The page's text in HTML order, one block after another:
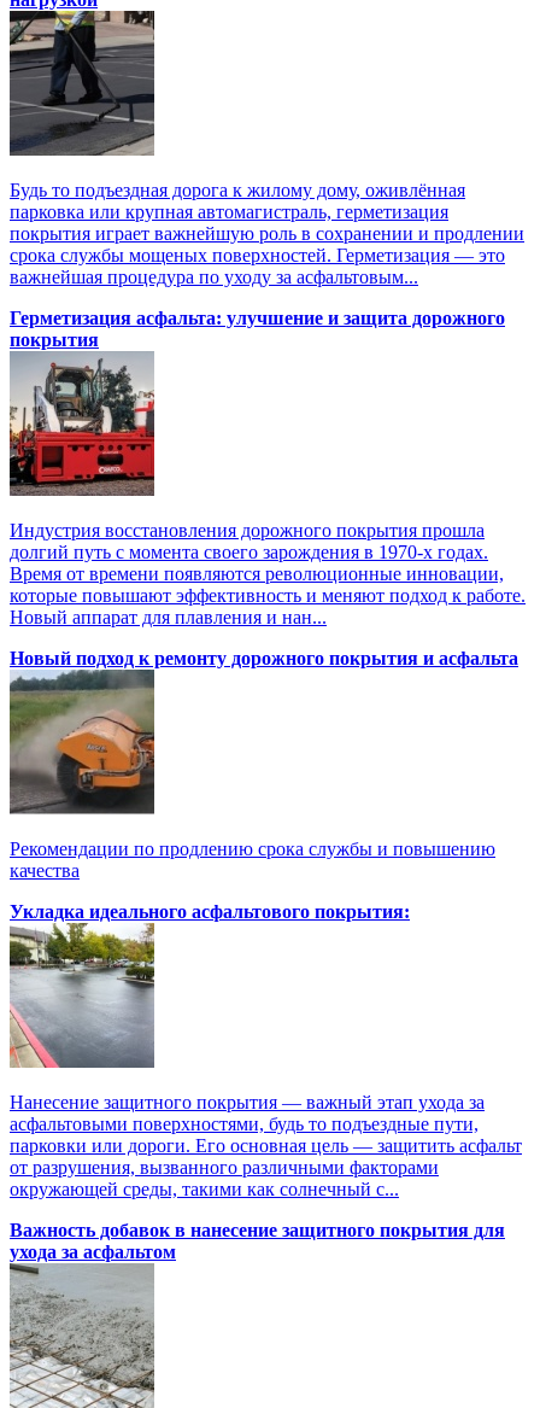
Будь то подъездная дорога к жилому дому, оживлённая
парковка или крупная автомагистраль, герметизация
покрытия играет важнейшую роль в сохранении и продлении
срока службы мощеных поверхностей. Герметизация — это
важнейшая процедура по уходу за асфальтовым...
Герметизация асфальта: улучшение и защита дорожного
покрытия
Индустрия восстановления дорожного покрытия прошла
долгий путь с момента своего зарождения в 1970-х годах.
Время от времени появляются революционные инновации,
которые повышают эффективность и меняют подход к работе.
Новый аппарат для плавления и нан...
Новый подход к ремонту дорожного покрытия и асфальта
Рекомендации по продлению срока службы и повышению
качества
Укладка идеального асфальтового покрытия:
Нанесение защитного покрытия — важный этап ухода за
асфальтовыми поверхностями, будь то подъездные пути,
парковки или дороги. Его основная цель — защитить асфальт
от разрушения, вызванного различными факторами
окружающей среды, такими как солнечный с...
Важность добавок в нанесение защитного покрытия для
ухода за асфальтом